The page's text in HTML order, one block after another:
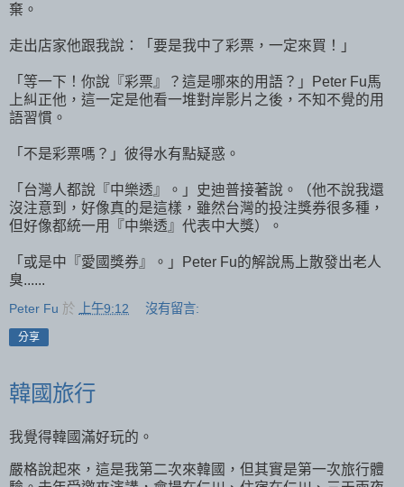
棄。
走出店家他跟我說：「要是我中了彩票，一定來買！」
「等一下！你說『彩票』？這是哪來的用語？」Peter Fu馬
上糾正他，這一定是他看一堆對岸影片之後，不知不覺的用
語習慣。
「不是彩票嗎？」彼得水有點疑惑。
「台灣人都說『中樂透』。」史迪普接著說。（他不說我還
沒注意到，好像真的是這樣，雖然台灣的投注獎券很多種，
但好像都統一用『中樂透』代表中大獎）。
「或是中『愛國獎券』。」Peter Fu的解說馬上散發出老人
臭......
Peter Fu 於 上午9:12 沒有留言:
分享
韓國旅行
我覺得韓國滿好玩的。
嚴格說起來，這是我第二次來韓國，但其實是第一次旅行體